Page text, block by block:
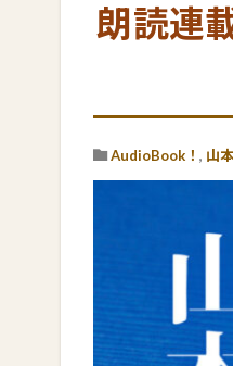
朗読連
AudioBook！ , 山